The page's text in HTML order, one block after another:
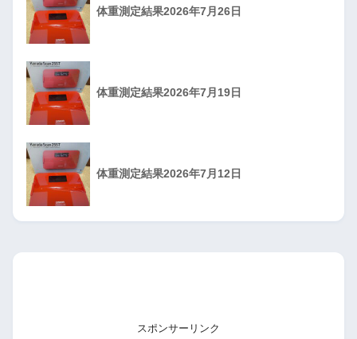
体重測定結果2026年7月26日
体重測定結果2026年7月19日
体重測定結果2026年7月12日
スポンサーリンク